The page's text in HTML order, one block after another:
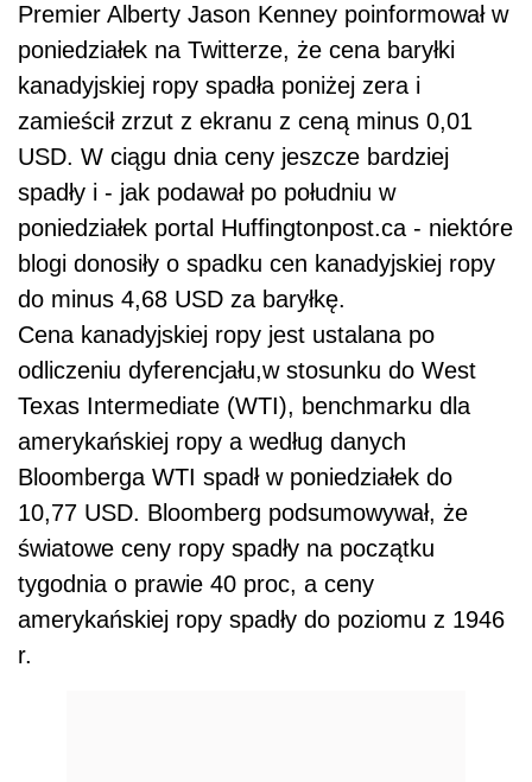
Premier Alberty Jason Kenney poinformował w
poniedziałek na Twitterze, że cena baryłki
kanadyjskiej ropy spadła poniżej zera i
zamieścił zrzut z ekranu z ceną minus 0,01
USD. W ciągu dnia ceny jeszcze bardziej
spadły i - jak podawał po południu w
poniedziałek portal Huffingtonpost.ca - niektóre
blogi donosiły o spadku cen kanadyjskiej ropy
do minus 4,68 USD za baryłkę.
Cena kanadyjskiej ropy jest ustalana po
odliczeniu dyferencjału,w stosunku do West
Texas Intermediate (WTI), benchmarku dla
amerykańskiej ropy a według danych
Bloomberga WTI spadł w poniedziałek do
10,77 USD. Bloomberg podsumowywał, że
światowe ceny ropy spadły na początku
tygodnia o prawie 40 proc, a ceny
amerykańskiej ropy spadły do poziomu z 1946
r.